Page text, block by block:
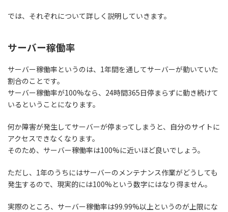
では、それぞれについて詳しく説明していきます。
サーバー稼働率
サーバー稼働率というのは、1年間を通してサーバーが動いていた
割合のことです。
サーバー稼働率が100%なら、24時間365日停まらずに動き続けて
いるということになります。
何か障害が発生してサーバーが停まってしまうと、自分のサイトに
アクセスできなくなります。
そのため、サーバー稼働率は100%に近いほど良いでしょう。
ただし、1年のうちにはサーバーのメンテナンス作業がどうしても
発生するので、現実的には100%という数字にはなり得ません。
実際のところ、サーバー稼働率は99.99%以上というのが上限にな